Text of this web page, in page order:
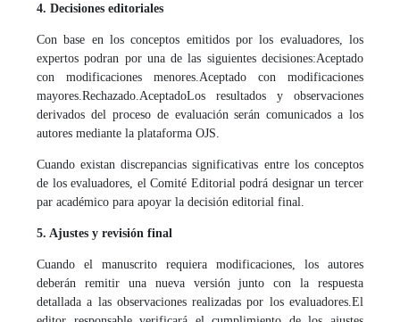
4. Decisiones editoriales
Con base en los conceptos emitidos por los evaluadores, los
expertos podran por una de las siguientes decisiones:Aceptado
con modificaciones menores. Aceptado con modificaciones
mayores.Rechazado. AceptadoLos resultados y observaciones
derivados del proceso de evaluación serán comunicados a los
autores mediante la plataforma OJS.
Cuando existan discrepancias significativas entre los conceptos
de los evaluadores, el Comité Editorial podrá designar un tercer
par académico para apoyar la decisión editorial final.
5. Ajustes y revisión final
Cuando el manuscrito requiera modificaciones, los autores
deberán remitir una nueva versión junto con la respuesta
detallada a las observaciones realizadas por los evaluadores. El